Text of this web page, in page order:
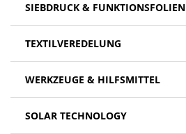
SIEBDRUCK & FUNKTIONSFOLIEN
TEXTILVEREDELUNG
WERKZEUGE & HILFSMITTEL
SOLAR TECHNOLOGY